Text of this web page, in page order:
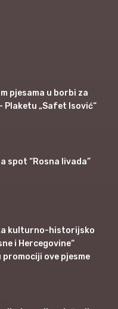
pjesama u borbi za
„Safet Isović“
spot “Rosna livada”
kulturno-historijsko
i Hercegovine“
ove pjesme